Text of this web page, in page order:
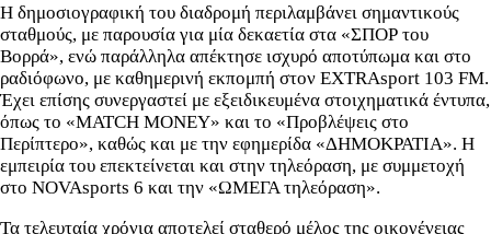
Η δημοσιογραφική του διαδρομή περιλαμβάνει σημαντικούς
σταθμούς, με παρουσία για μία δεκαετία στα «ΣΠΟΡ του
Βορρά», ενώ παράλληλα απέκτησε ισχυρό αποτύπωμα και στο
ραδιόφωνο, με καθημερινή εκπομπή στον EXTRAsport 103 FM.
Έχει επίσης συνεργαστεί με εξειδικευμένα στοιχηματικά έντυπα,
όπως το «MATCH MONEY» και το «Προβλέψεις στο
Περίπτερο», καθώς και με την εφημερίδα «ΔΗΜΟΚΡΑΤΙΑ». Η
εμπειρία του επεκτείνεται και στην τηλεόραση, με συμμετοχή
στο NOVAsports 6 και την «ΩΜΕΓΑ τηλεόραση».
Τα τελευταία χρόνια αποτελεί σταθερό μέλος της οικογένειας